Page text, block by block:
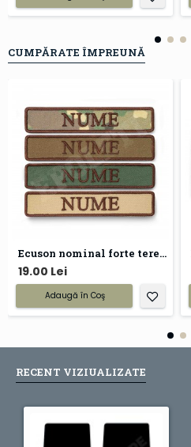
CUMPĂRATE ÎMPREUNĂ
Ecuson nominal forte terestre armata
19.00 Lei
Adaugă în Coş
RECENT VIZIUALIZATE